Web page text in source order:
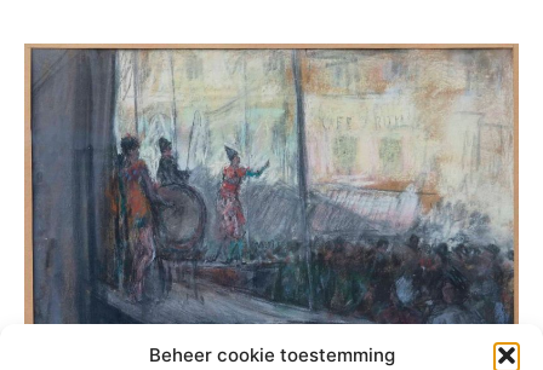
Beheer cookie toestemming